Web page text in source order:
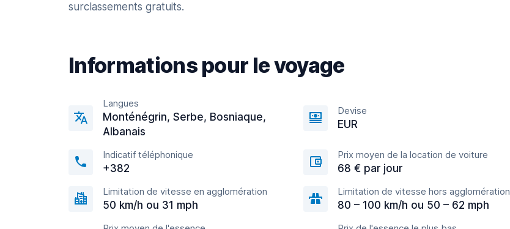
surclassements gratuits.
Informations pour le voyage
Langues
Monténégrin, Serbe, Bosniaque,
Albanais
Devise
EUR
Indicatif téléphonique
+382
Prix moyen de la location de voiture
68 € par jour
Limitation de vitesse en agglomération
50 km/h ou 31 mph
Limitation de vitesse hors agglomération
80 – 100 km/h ou 50 – 62 mph